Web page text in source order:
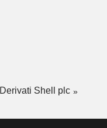
Derivati Shell plc